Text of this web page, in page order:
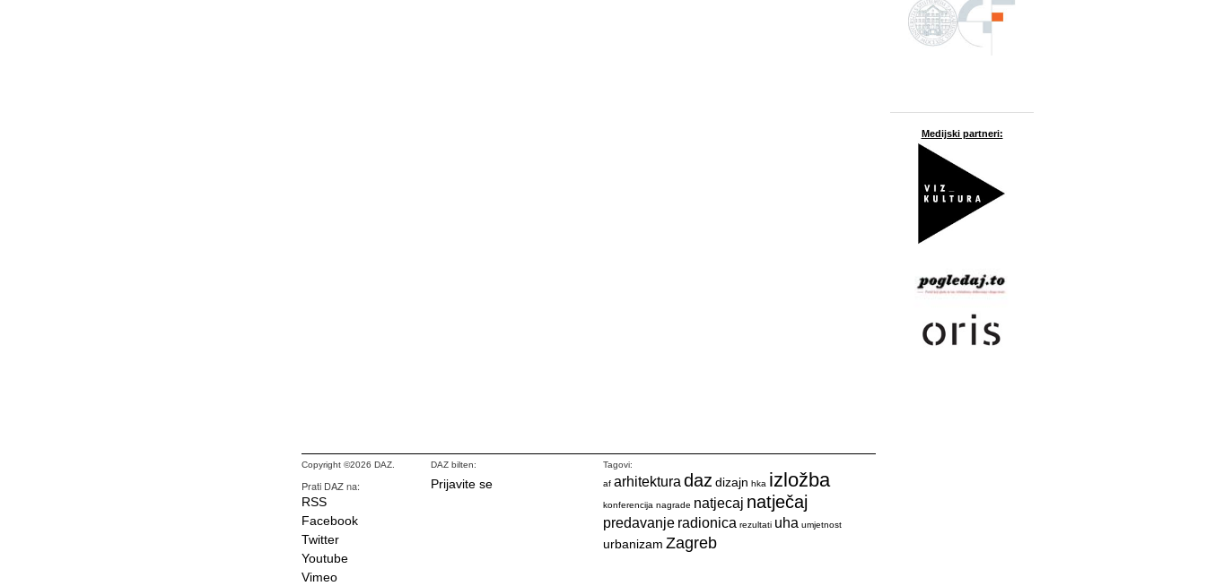
Medijski partneri:
Copyright ©2026 DAZ.
Prati DAZ na:
RSS
Facebook
Twitter
Youtube
Vimeo
DAZ bilten:
Prijavite se
Tagovi:
af arhitektura daz dizajn hka izložba
konferencija nagrade natjecaj natječaj
predavanje radionica rezultati uha umjetnost
urbanizam Zagreb